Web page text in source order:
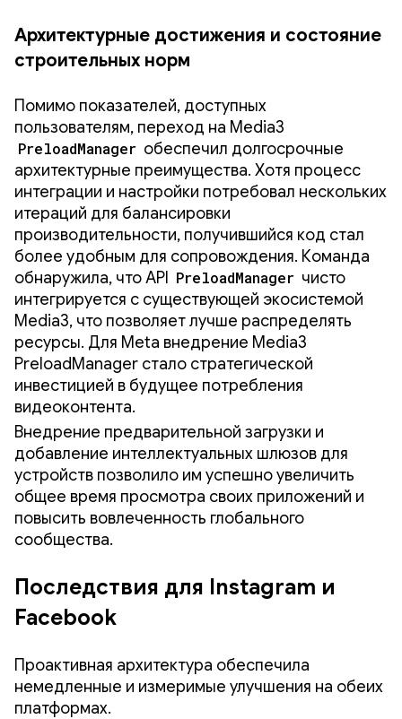
Архитектурные достижения и состояние
строительных норм
Помимо показателей, доступных
пользователям, переход на Media3
PreloadManager обеспечил долгосрочные
архитектурные преимущества. Хотя процесс
интеграции и настройки потребовал нескольких
итераций для балансировки
производительности, получившийся код стал
более удобным для сопровождения. Команда
обнаружила, что API
PreloadManager чисто
интегрируется с существующей экосистемой
Media3, что позволяет лучше распределять
ресурсы. Для Meta внедрение Media3
PreloadManager стало стратегической
инвестицией в будущее потребления
видеоконтента.
Внедрение предварительной загрузки и
добавление интеллектуальных шлюзов для
устройств позволило им успешно увеличить
общее время просмотра своих приложений и
повысить вовлеченность глобального
сообщества.
Последствия для Instagram и
Facebook
Проактивная архитектура обеспечила
немедленные и измеримые улучшения на обеих
платформах.